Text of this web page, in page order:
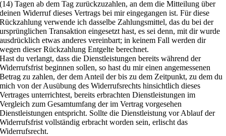
(14) Tagen ab dem Tag zurückzuzahlen, an dem die Mitteilung über
deinen Widerruf dieses Vertrags bei mir eingegangen ist. Für diese
Rückzahlung verwende ich dasselbe Zahlungsmittel, das du bei der
ursprünglichen Transaktion eingesetzt hast, es sei denn, mit dir wurde
ausdrücklich etwas anderes vereinbart; in keinem Fall werden dir
wegen dieser Rückzahlung Entgelte berechnet.
Hast du verlangt, dass die Dienstleistungen bereits während der
Widerrufsfrist beginnen sollen, so hast du mir einen angemessenen
Betrag zu zahlen, der dem Anteil der bis zu dem Zeitpunkt, zu dem du
mich von der Ausübung des Widerrufsrechts hinsichtlich dieses
Vertrages unterrichtest, bereits erbrachten Dienstleistungen im
Vergleich zum Gesamtumfang der im Vertrag vorgesehen
Dienstleistungen entspricht. Sollte die Dienstleistung vor Ablauf der
Widerrufsfrist vollständig erbracht worden sein, erlischt das
Widerrufsrecht.